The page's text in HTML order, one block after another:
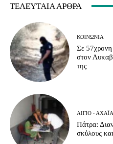
ΤΕΛΕΥΤΑΊΑ ΆΡΘΡΑ
ΚΟΙΝΩΝΊΑ
Σε
στον
της
ΑΊΓΙΟ - ΑΧΑΪ́Α
Πάτρα:
σκύλους